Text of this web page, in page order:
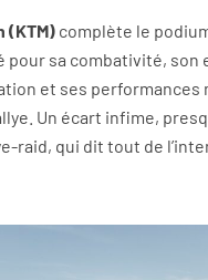
(KTM) complète le
pour sa combativité, son
et ses performances
Un écart infime,
raid, qui dit tout de